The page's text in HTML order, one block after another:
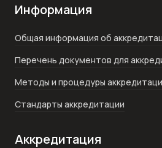
Информация
Общая информация об
Перечень документов для
Методы и процедуры
Стандарты аккредитации
Аккредитация